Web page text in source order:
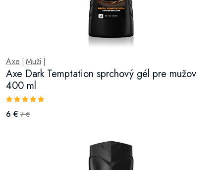
Axe Muži
Axe Dark Temptation sprchový gél pre mužov
400 ml
6 € 7 €